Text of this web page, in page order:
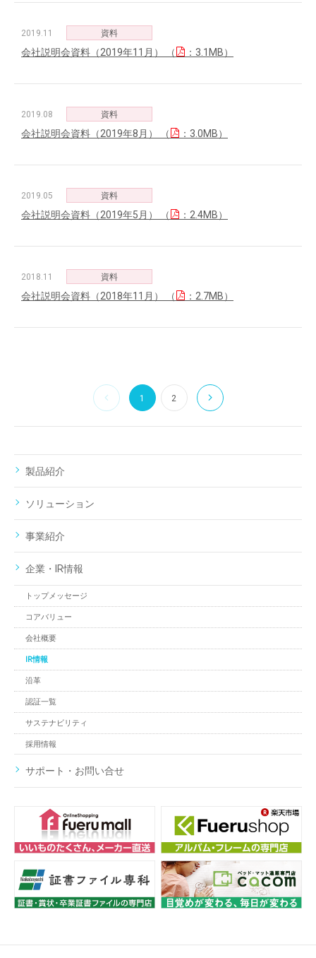
2019.11 資料
会社説明会資料（2019年11月） （ ：3.1MB）
2019.08 資料
会社説明会資料（2019年8月） （ ：3.0MB）
2019.05 資料
会社説明会資料（2019年5月） （ ：2.4MB）
2018.11 資料
会社説明会資料（2018年11月） （ ：2.7MB）
1 2
製品紹介
ソリューション
事業紹介
企業・IR情報
トップメッセージ
コアバリュー
会社概要
IR情報
沿革
認証一覧
サステナビリティ
採用情報
サポート・お問い合せ